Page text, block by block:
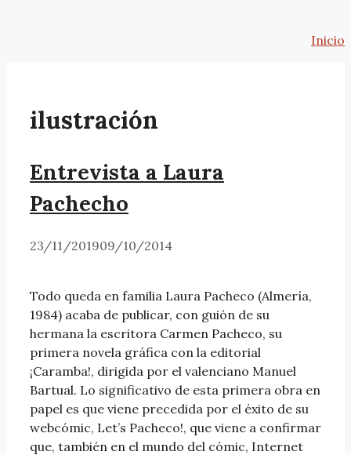
Inicio
ilustración
Entrevista a Laura
Pachecho
23/11/201909/10/2014
Todo queda en familia Laura Pacheco (Almería,
1984) acaba de publicar, con guión de su
hermana la escritora Carmen Pacheco, su
primera novela gráfica con la editorial
¡Caramba!, dirigida por el valenciano Manuel
Bartual. Lo significativo de esta primera obra en
papel es que viene precedida por el éxito de su
webcómic, Let’s Pacheco!, que viene a confirmar
que, también en el mundo del cómic, Internet